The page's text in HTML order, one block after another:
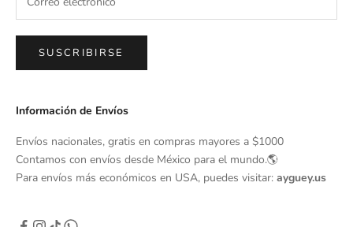
SUSCRIBIRSE
Información de Envíos
Envíos nacionales, gratis en compras mayores a $1000
Contamos con envíos desde México para el mundo.🌎
Para envíos más económicos en USA, puedes visitar: ayguey.us